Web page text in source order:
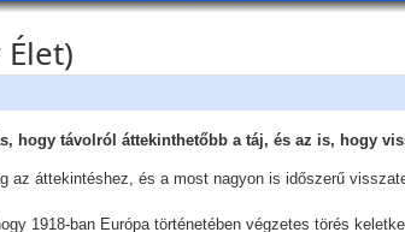
hogy távolról áttekinthetőbb a táj, és az is, hogy
az áttekintéshez, és a most nagyon is időszerű
1918-ban Európa történetében végzetes törés